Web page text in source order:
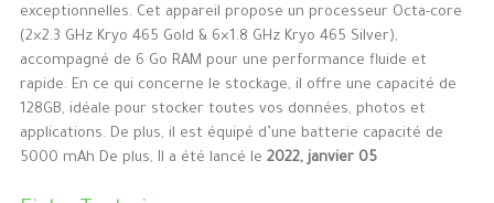
exceptionnelles. Cet appareil propose un processeur Octa-core
(2×2.3 GHz Kryo 465 Gold & 6×1.8 GHz Kryo 465 Silver),
accompagné de 6 Go RAM pour une performance fluide et
rapide. En ce qui concerne le stockage, il offre une capacité de
128GB, idéale pour stocker toutes vos données, photos et
applications. De plus, il est équipé d’une batterie capacité de
5000 mAh De plus, Il a été lancé le 2022, janvier 05